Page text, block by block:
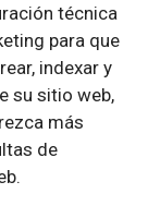
técnica
para que
indexar y
su sitio web,
más
de